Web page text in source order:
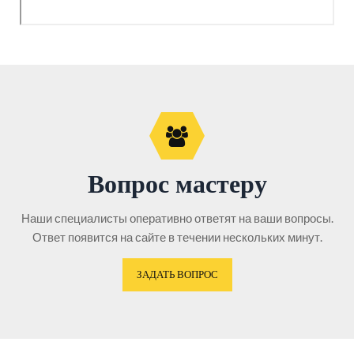
Вопрос мастеру
Наши специалисты оперативно ответят на ваши вопросы.
Ответ появится на сайте в течении нескольких минут.
ЗАДАТЬ ВОПРОС